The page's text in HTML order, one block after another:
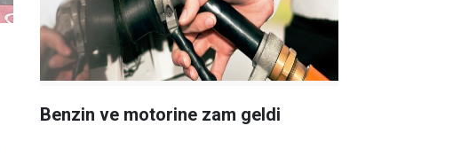
Benzin ve motorine zam geldi